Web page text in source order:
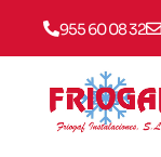
955 60 08 32